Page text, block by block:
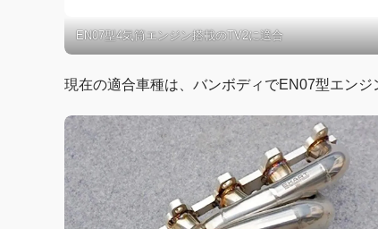
EN07型4気筒エンジン搭載のTV2に適合
現在の適合車種は、バンボディでEN07型エンジ